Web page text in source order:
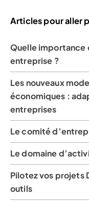
Articles pour aller
Quelle importance
entreprise ?
Les nouveaux
économiques :
entreprises
Le comité
Le domaine
Pilotez vos projets
outils